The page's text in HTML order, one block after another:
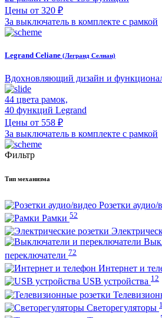
Цены от 320 ₽
За выключатель в комплекте с рамкой
Legrand Celiane (Легранд Селиан)
Вдохновляющий дизайн и
44 цвета рамок,
40 функций Legrand
Цены от 558 ₽
За выключатель в комплекте с рамкой
Фильтр
Тип механизма
Розетки аудио/
Рамки 52
переключатели 72
Интернет и
USB устройства 12
Светорегуляторы